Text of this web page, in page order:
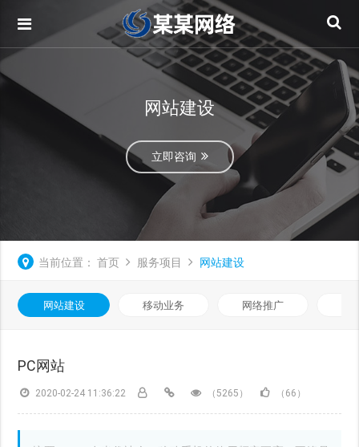
网站建设
立即咨询
当前位置： 首页 服务项目 网站建设
网站建设 移动业务 网络推广
PC网站
2020-02-24 11:36:22 （5265） （66）